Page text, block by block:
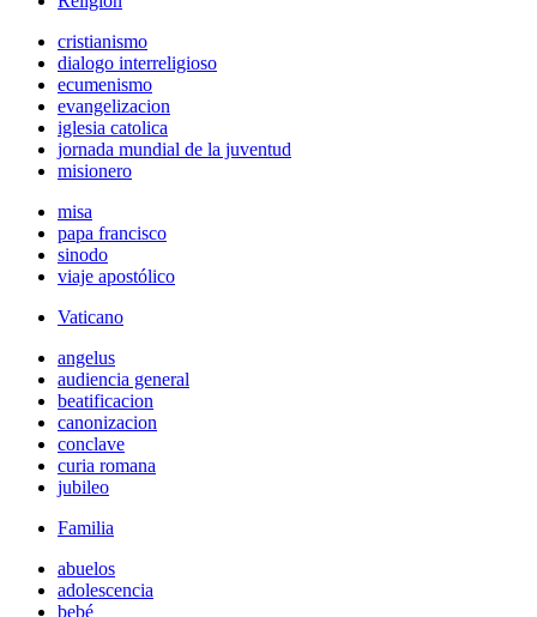
cristianismo
dialogo interreligioso
ecumenismo
evangelizacion
iglesia catolica
jornada mundial de la juventud
misionero
misa
papa francisco
sinodo
viaje apostólico
Vaticano
angelus
audiencia general
beatificacion
canonizacion
conclave
curia romana
jubileo
Familia
abuelos
adolescencia
bebé